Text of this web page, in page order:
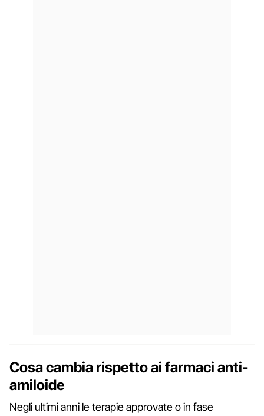
Cosa cambia rispetto ai farmaci anti-
amiloide
Negli ultimi anni le terapie approvate o in fase